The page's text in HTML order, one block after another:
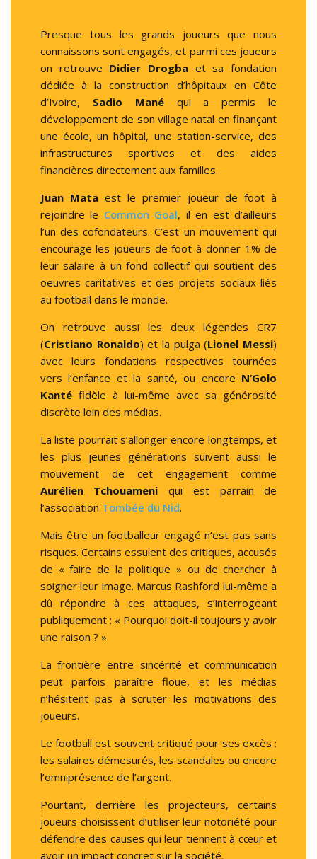
Presque tous les grands joueurs que nous
connaissons sont engagés, et parmi ces joueurs
on retrouve Didier Drogba et sa fondation
dédiée à la construction d’hôpitaux en Côte
d’Ivoire, Sadio Manéqui a permis le
développement de son village natal en finançant
une école, un hôpital, une station-service, des
infrastructures sportives et des aides
financières directement aux familles.
Juan Mataest le premier joueur de foot à
rejoindre le Common Goal, il en est d’ailleurs
l’un des cofondateurs. C’est un mouvement qui
encourage les joueurs de foot à donner 1% de
leur salaire à un fond collectif qui soutient des
oeuvres caritatives et des projets sociaux liés
au football dans le monde.
On retrouve aussi les deux légendes CR7
(Cristiano Ronaldo) et la pulga (Lionel Messi)
avec leurs fondations respectives tournées
vers l’enfance et la santé, ou encore N’Golo
Kantéfidèle à lui-même avec sa générosité
discrète loin des médias.
La liste pourrait s’allonger encore longtemps, et
les plus jeunes générations suivent aussi le
mouvement de cet engagement comme
Aurélien Tchouameni qui est parrain de
l’association Tombée du Nid.
Mais être un footballeur engagé n’est pas sans
risques. Certains essuient des critiques, accusés
de « faire de la politique » ou de chercher à
soigner leur image. Marcus Rashford lui-même a
dû répondre à ces attaques, s’interrogeant
publiquement : « Pourquoi doit-il toujours y avoir
une raison ? »
La frontière entre sincérité et communication
peut parfois paraître floue, et les médias
n’hésitent pas à scruter les motivations des
joueurs.
Le football est souvent critiqué pour ses excès :
les salaires démesurés, les scandales ou encore
l’omniprésence de l’argent.
Pourtant, derrière les projecteurs, certains
joueurs choisissent d’utiliser leur notoriété pour
défendre des causes qui leur tiennent à cœur et
avoir un impact concret sur la société.